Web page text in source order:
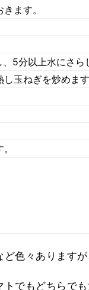
ます。
5分以上水にさら
玉ねぎを炒めます
色々あります
でもどちらで